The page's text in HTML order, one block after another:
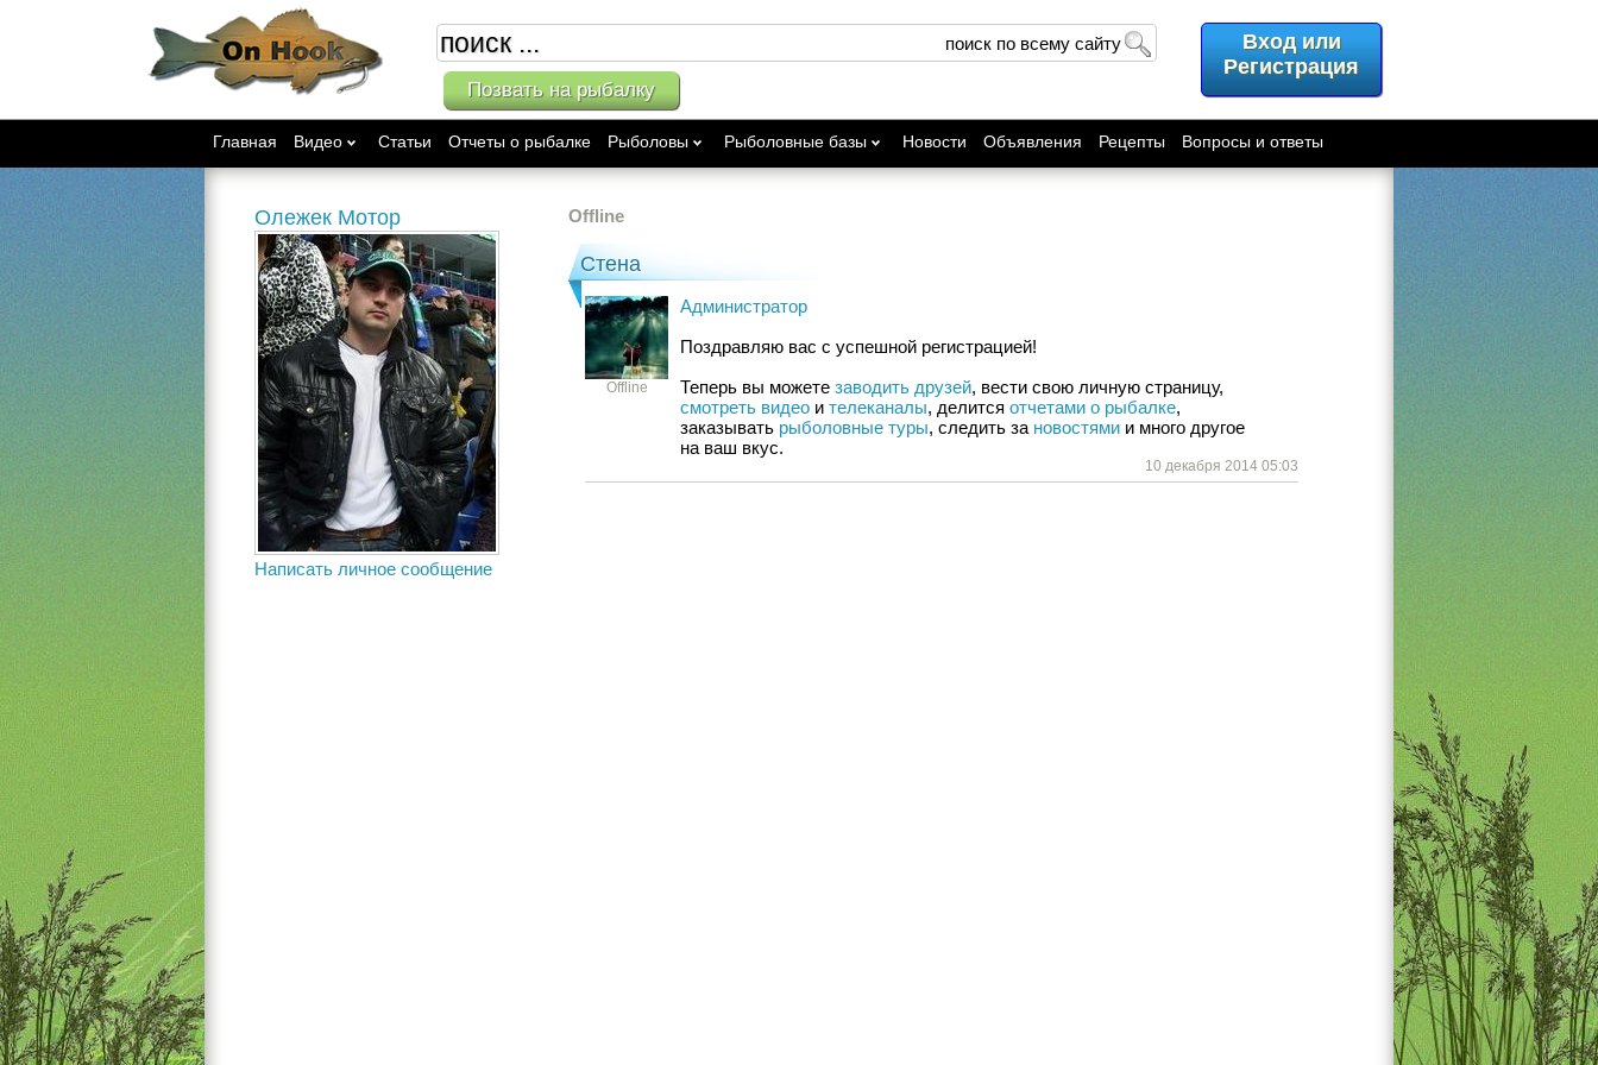
Позвать на рыбалку
поиск по всему сайту
Вход или
Регистрация
Главная Видео Статьи Отчеты о рыбалке Рыболовы Рыболовные базы Новости Объявления Рецепты Вопросы и ответы
Олежек Мотор
Написать личное сообщение
Offline
Стена
Offline
Администратор
Поздравляю вас с успешной регистрацией!
Теперь вы можете заводить друзей
смотреть видео и телеканалы, делится отчетами о рыбалке,
заказывать рыболовные туры, следить за новостями и много другое
на ваш вкус.
10 декабря 2014 05:03